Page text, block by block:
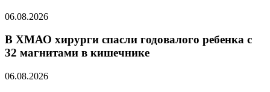
06.08.2026
В ХМАО хирурги спасли годовалого ребенка с
32 магнитами в кишечнике
06.08.2026